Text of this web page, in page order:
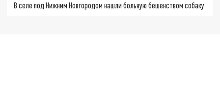
В селе под Нижним Новгородом нашли больную бешенством собаку